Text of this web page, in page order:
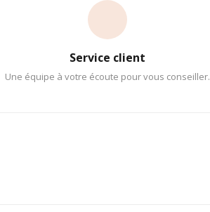
Service client
Une équipe à votre écoute pour vous conseiller.